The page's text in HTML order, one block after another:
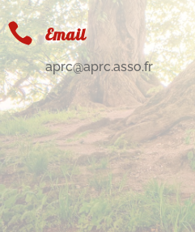
 Email
aprc@aprc.asso.fr